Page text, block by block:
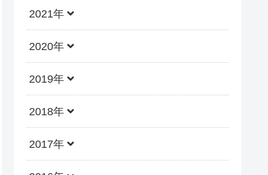
2021年
2020年
2019年
2018年
2017年